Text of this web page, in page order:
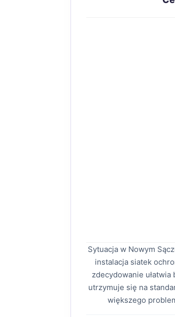
Sytuacja w Nowym
instalacja siatek
zdecydowanie
utrzymuje się na
większego